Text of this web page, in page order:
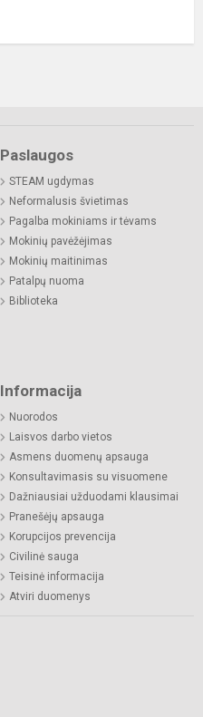
Paslaugos
STEAM ugdymas
Neformalusis švietimas
Pagalba mokiniams ir tėvams
Mokinių pavėžėjimas
Mokinių maitinimas
Patalpų nuoma
Biblioteka
Informacija
Nuorodos
Laisvos darbo vietos
Asmens duomenų apsauga
Konsultavimasis su visuomene
Dažniausiai užduodami klausimai
Pranešėjų apsauga
Korupcijos prevencija
Civilinė sauga
Teisinė informacija
Atviri duomenys